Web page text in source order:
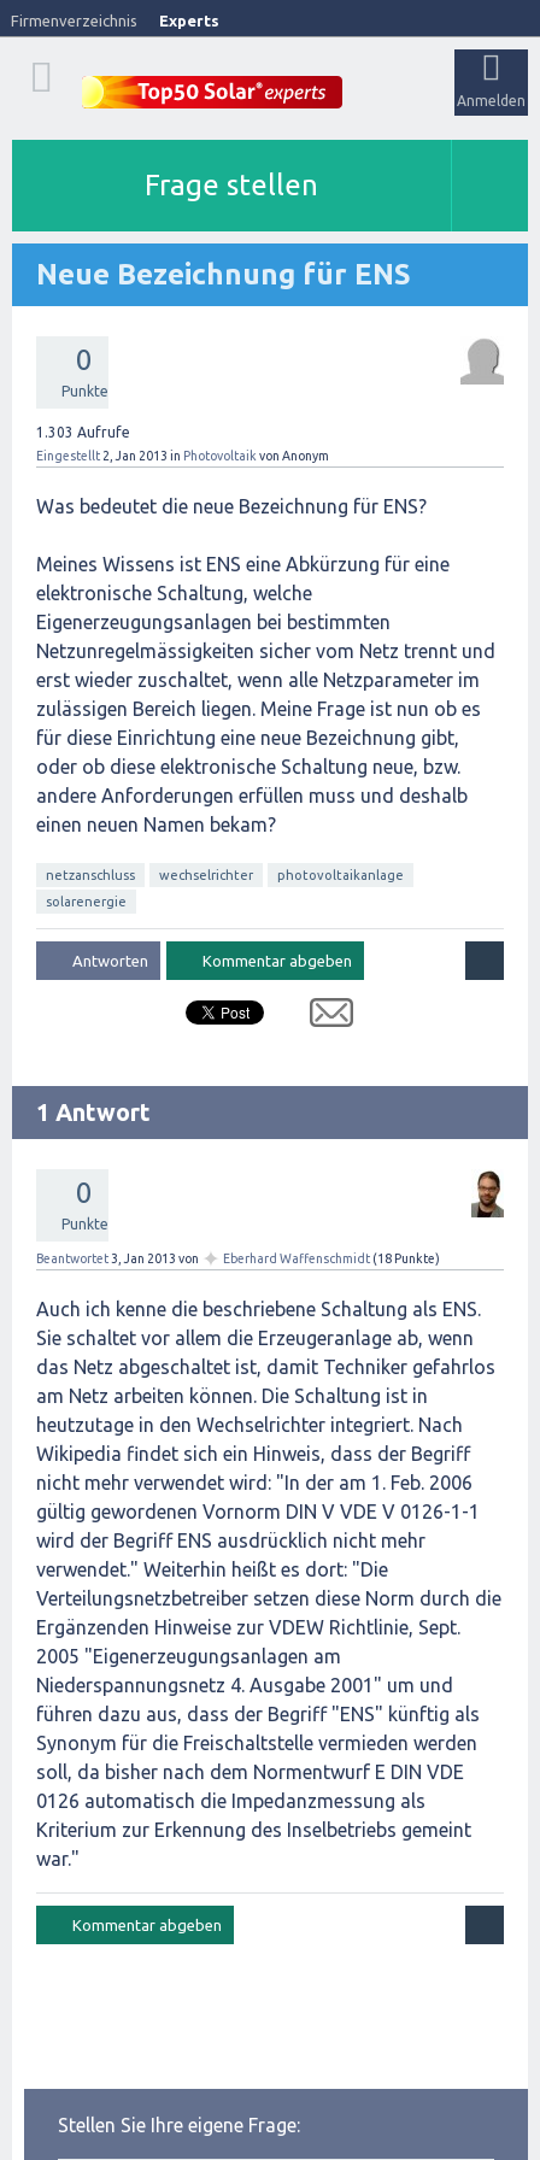
Firmenverzeichnis Experts
Anmelden
Frage stellen
Neue Bezeichnung für ENS
0
Punkte
1.303 Aufrufe
Eingestellt 2, Jan 2013 in Photovoltaik von Anonym
Was bedeutet die neue Bezeichnung für ENS?
Meines Wissens ist ENS eine Abkürzung für eine
elektronische Schaltung, welche
Eigenerzeugungsanlagen bei bestimmten
Netzunregelmässigkeiten sicher vom Netz trennt und
erst wieder zuschaltet, wenn alle Netzparameter im
zulässigen Bereich liegen. Meine Frage ist nun ob es
für diese Einrichtung eine neue Bezeichnung gibt,
oder ob diese elektronische Schaltung neue, bzw.
andere Anforderungen erfüllen muss und deshalb
einen neuen Namen bekam?
netzanschluss wechselrichter
photovoltaikanlage
solarenergie
1 Antwort
0
Punkte
Beantwortet 3, Jan 2013 von ✦ Eberhard Waffenschmidt (18 Punkte)
Auch ich kenne die beschriebene Schaltung als ENS.
Sie schaltet vor allem die Erzeugeranlage ab, wenn
das Netz abgeschaltet ist, damit Techniker gefahrlos
am Netz arbeiten können. Die Schaltung ist in
heutzutage in den Wechselrichter integriert. Nach
Wikipedia findet sich ein Hinweis, dass der Begriff
nicht mehr verwendet wird: "In der am 1. Feb. 2006
gültig gewordenen Vornorm DIN V VDE V 0126-1-1
wird der Begriff ENS ausdrücklich nicht mehr
verwendet." Weiterhin heißt es dort: "Die
Verteilungsnetzbetreiber setzen diese Norm durch die
Ergänzenden Hinweise zur VDEW Richtlinie, Sept.
2005 "Eigenerzeugungsanlagen am
Niederspannungsnetz 4. Ausgabe 2001" um und
führen dazu aus, dass der Begriff "ENS" künftig als
Synonym für die Freischaltstelle vermieden werden
soll, da bisher nach dem Normentwurf E DIN VDE
0126 automatisch die Impedanzmessung als
Kriterium zur Erkennung des Inselbetriebs gemeint
war."
Stellen Sie Ihre eigene Frage: